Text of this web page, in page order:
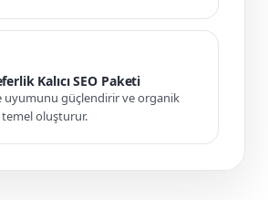
Kalıcı SEO Paketi
uyumunu güçlendirir ve organik
oluşturur.